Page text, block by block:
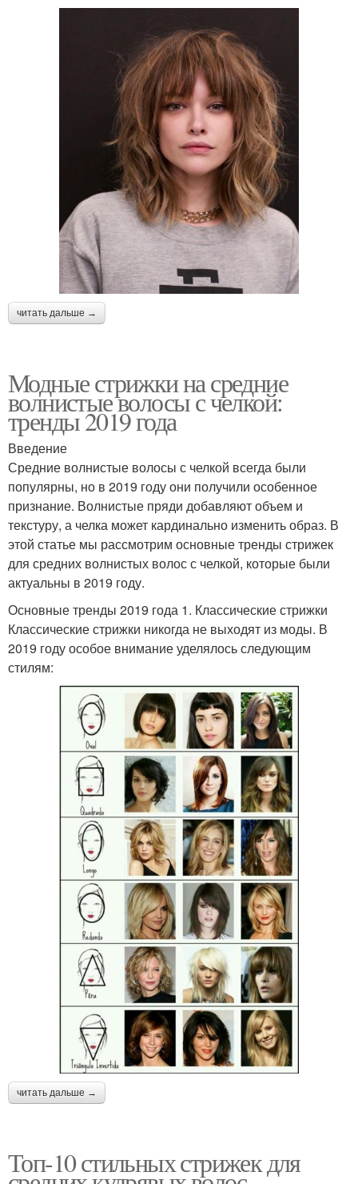
читать дальше →
Модные стрижки на средние
волнистые волосы с челкой:
тренды 2019 года
Введение
Средние волнистые волосы с челкой всегда были
популярны, но в 2019 году они получили особенное
признание. Волнистые пряди добавляют объем и
текстуру, а челка может кардинально изменить образ. В
этой статье мы рассмотрим основные тренды стрижек
для средних волнистых волос с челкой, которые были
актуальны в 2019 году.
Основные тренды 2019 года 1. Классические стрижки
Классические стрижки никогда не выходят из моды. В
2019 году особое внимание уделялось следующим
стилям:
читать дальше →
Топ-10 стильных стрижек для